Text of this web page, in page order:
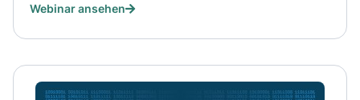
Webinar ansehen